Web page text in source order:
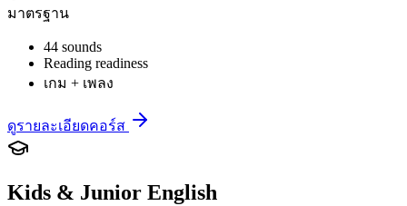
มาตรฐาน
44 sounds
Reading readiness
เกม + เพลง
ดูรายละเอียดคอร์ส
Kids & Junior English